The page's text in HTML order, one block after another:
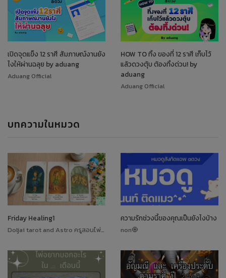
เปิดจุดแข็ง 12 ราศี สัมภาษณ์งานยัง
ไงให้ผ่านฉลุย by aduang
Aduang Official
HOW TO ทิ้ง ของที่ 12 ราศี เก็บไว้
แล้วดวงตุ้บ ต้องทิ้งด่วน! by
aduang
Aduang Official
บทความในหมวด
Friday Healing1
Doljai tarot and Astro ครูสอนไพ่ทาโรต์
ความรักช่วงนี้ของคุณเป็นยังไงบ้าง
non🧿